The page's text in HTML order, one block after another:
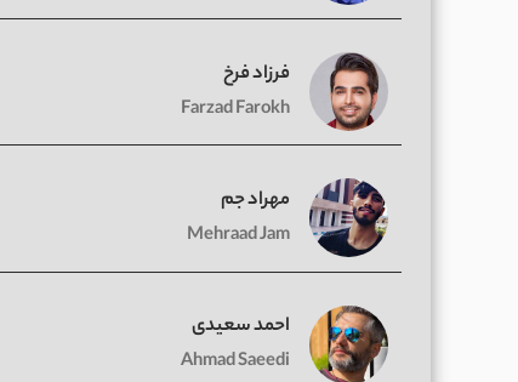
فرزاد فرخ
Farzad Farokh
مهراد جم
Mehraad Jam
احمد سعیدی
Ahmad Saeedi